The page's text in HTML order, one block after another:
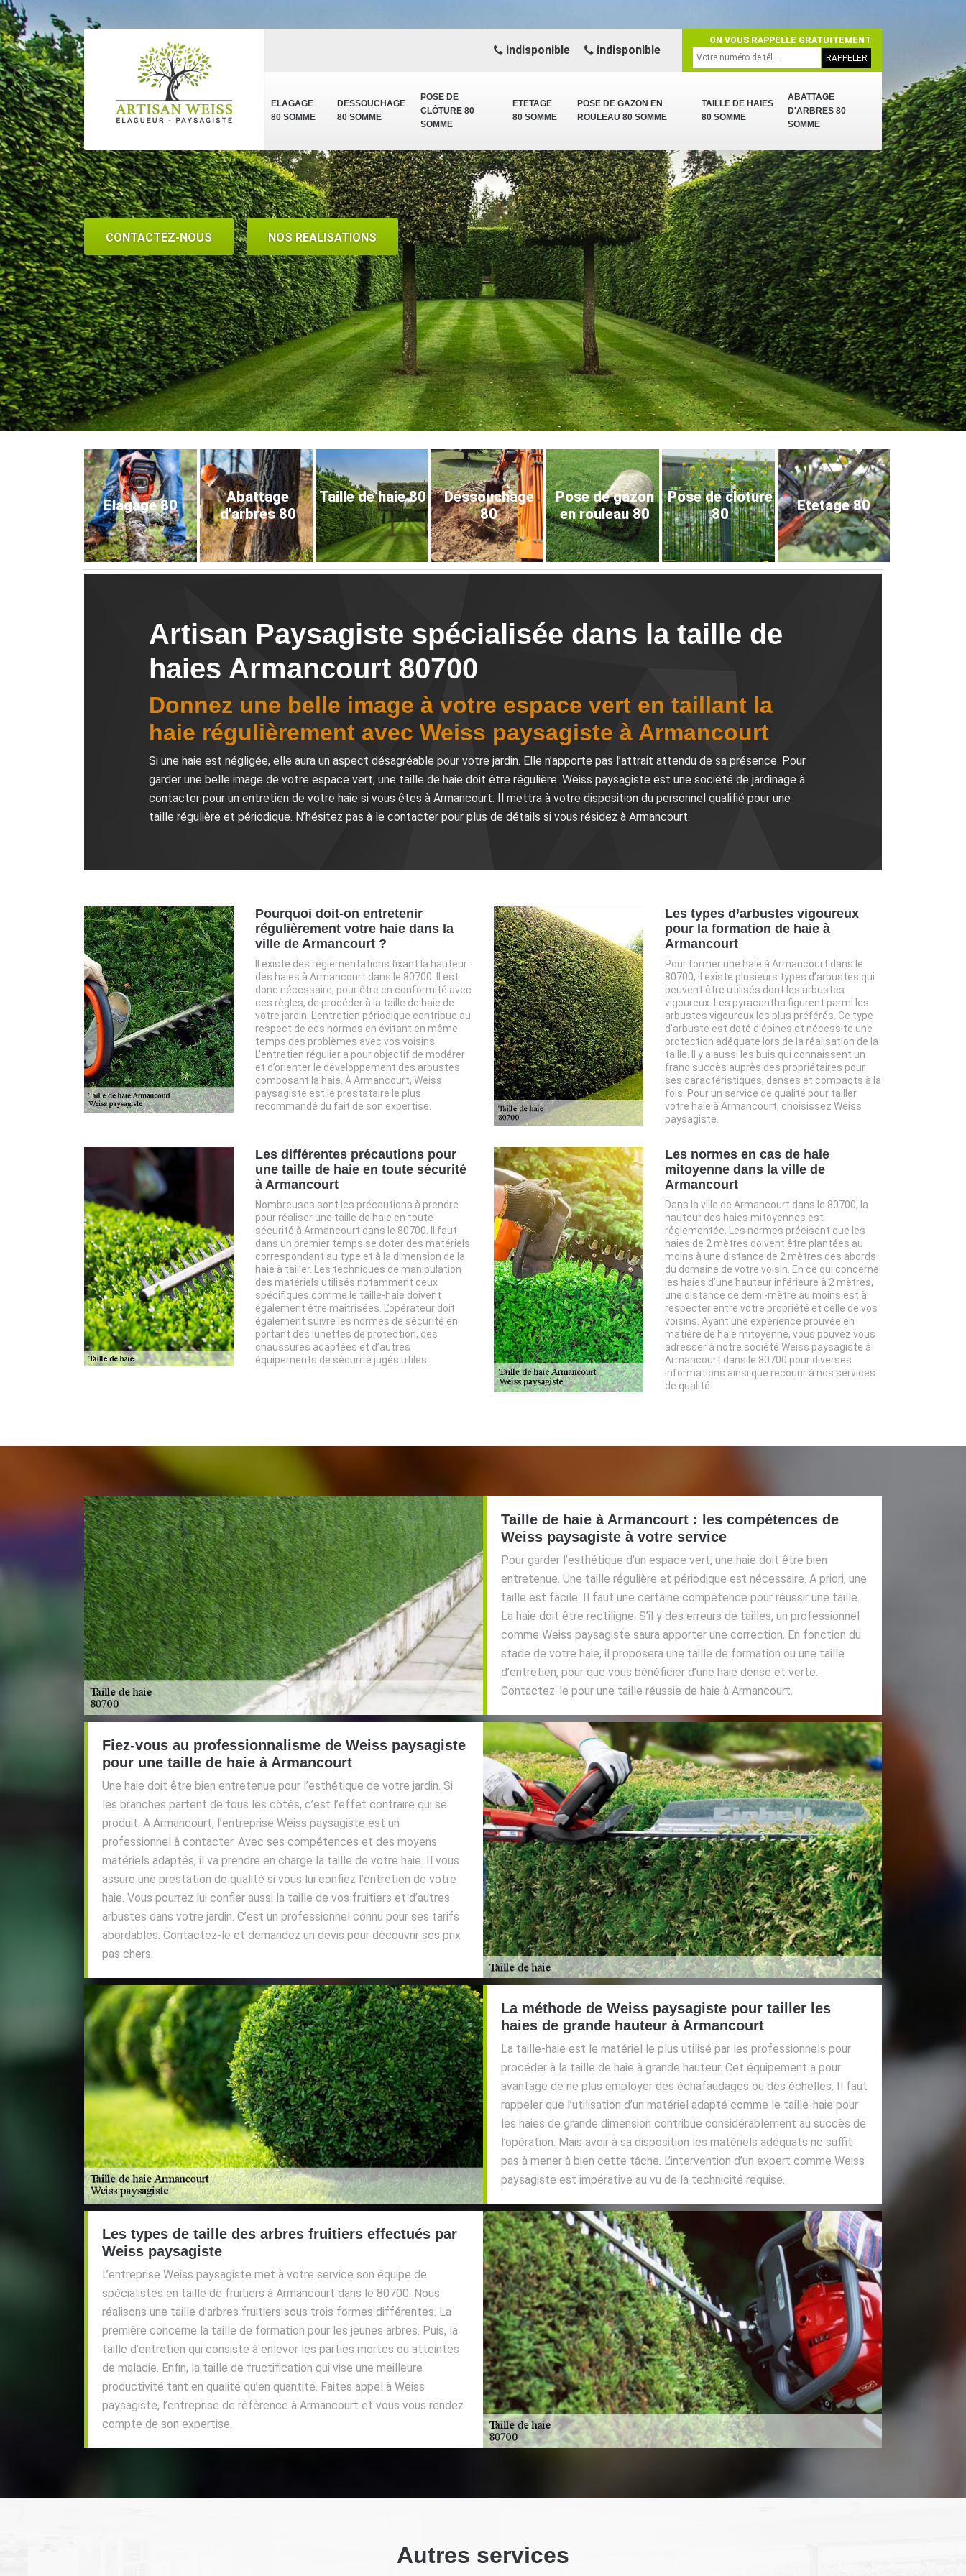
ELAGAGE
80 SOMME
DESSOUCHAGE
80 SOMME
POSE DE
CLÔTURE 80
SOMME
ETETAGE
80 SOMME
POSE DE GAZON EN
ROULEAU 80 SOMME
TAILLE DE HAIES
80 SOMME
ABATTAGE
D'ARBRES 80
SOMME
indisponible indisponible
ON VOUS RAPPELLE GRATUITEMENT
CONTACTEZ-NOUS NOS REALISATIONS
Elagage 80
Abattage
d'arbres 80
Taille de haie 80
Déssouchage
80
Pose de gazon
en rouleau 80
Pose de cloture
80
Etetage 80
Artisan Paysagiste spécialisée dans la taille de
haies Armancourt 80700
Donnez une belle image à votre espace vert en taillant la
haie régulièrement avec Weiss paysagiste à Armancourt
Si une haie est négligée, elle aura un aspect désagréable pour votre jardin. Elle n’apporte pas l’attrait attendu de sa présence. Pour
garder une belle image de votre espace vert, une taille de haie doit être régulière. Weiss paysagiste est une société de jardinage à
contacter pour un entretien de votre haie si vous êtes à Armancourt. Il mettra à votre disposition du personnel qualifié pour une
taille régulière et périodique. N’hésitez pas à le contacter pour plus de détails si vous résidez à Armancourt.
Pourquoi doit-on entretenir
régulièrement votre haie dans la
ville de Armancourt ?
Il existe des règlementations fixant la hauteur
des haies à Armancourt dans le 80700. Il est
donc nécessaire, pour être en conformité avec
ces règles, de procéder à la taille de haie de
votre jardin. L’entretien périodique contribue au
respect de ces normes en évitant en même
temps des problèmes avec vos voisins.
L’entretien régulier a pour objectif de modérer
et d’orienter le développement des arbustes
composant la haie. À Armancourt, Weiss
paysagiste est le prestataire le plus
recommandé du fait de son expertise.
Les types d’arbustes vigoureux
pour la formation de haie à
Armancourt
Pour former une haie à Armancourt dans le
80700, il existe plusieurs types d’arbustes qui
peuvent être utilisés dont les arbustes
vigoureux. Les pyracantha figurent parmi les
arbustes vigoureux les plus préférés. Ce type
d’arbuste est doté d’épines et nécessite une
protection adéquate lors de la réalisation de la
taille. Il y a aussi les buis qui connaissent un
franc succès auprès des propriétaires pour
ses caractéristiques, denses et compacts à la
fois. Pour un service de qualité pour tailler
votre haie à Armancourt, choisissez Weiss
paysagiste.
Les différentes précautions pour
une taille de haie en toute sécurité
à Armancourt
Nombreuses sont les précautions à prendre
pour réaliser une taille de haie en toute
sécurité à Armancourt dans le 80700. Il faut
dans un premier temps se doter des matériels
correspondant au type et à la dimension de la
haie à tailler. Les techniques de manipulation
des matériels utilisés notamment ceux
spécifiques comme le taille-haie doivent
également être maîtrisées. L’opérateur doit
également suivre les normes de sécurité en
portant des lunettes de protection, des
chaussures adaptées et d’autres
équipements de sécurité jugés utiles.
Les normes en cas de haie
mitoyenne dans la ville de
Armancourt
Dans la ville de Armancourt dans le 80700, la
hauteur des haies mitoyennes est
réglementée. Les normes précisent que les
haies de 2 mètres doivent être plantées au
moins à une distance de 2 mètres des abords
du domaine de votre voisin. En ce qui concerne
les haies d’une hauteur inférieure à 2 mètres,
une distance de demi-mètre au moins est à
respecter entre votre propriété et celle de vos
voisins. Ayant une expérience prouvée en
matière de haie mitoyenne, vous pouvez vous
adresser à notre société Weiss paysagiste à
Armancourt dans le 80700 pour diverses
informations ainsi que recourir à nos services
de qualité.
Taille de haie à Armancourt : les compétences de
Weiss paysagiste à votre service
Pour garder l’esthétique d’un espace vert, une haie doit être bien
entretenue. Une taille régulière et périodique est nécessaire. A priori, une
taille est facile. Il faut une certaine compétence pour réussir une taille.
La haie doit être rectiligne. S’il y des erreurs de tailles, un professionnel
comme Weiss paysagiste saura apporter une correction. En fonction du
stade de votre haie, il proposera une taille de formation ou une taille
d’entretien, pour que vous bénéficier d’une haie dense et verte.
Contactez-le pour une taille réussie de haie à Armancourt.
Fiez-vous au professionnalisme de Weiss paysagiste
pour une taille de haie à Armancourt
Une haie doit être bien entretenue pour l’esthétique de votre jardin. Si
les branches partent de tous les côtés, c’est l’effet contraire qui se
produit. A Armancourt, l’entreprise Weiss paysagiste est un
professionnel à contacter. Avec ses compétences et des moyens
matériels adaptés, il va prendre en charge la taille de votre haie. Il vous
assure une prestation de qualité si vous lui confiez l’entretien de votre
haie. Vous pourrez lui confier aussi la taille de vos fruitiers et d’autres
arbustes dans votre jardin. C’est un professionnel connu pour ses tarifs
abordables. Contactez-le et demandez un devis pour découvrir ses prix
pas chers.
La méthode de Weiss paysagiste pour tailler les
haies de grande hauteur à Armancourt
La taille-haie est le matériel le plus utilisé par les professionnels pour
procéder à la taille de haie à grande hauteur. Cet équipement a pour
avantage de ne plus employer des échafaudages ou des échelles. Il faut
rappeler que l’utilisation d’un matériel adapté comme le taille-haie pour
les haies de grande dimension contribue considérablement au succès de
l’opération. Mais avoir à sa disposition les matériels adéquats ne suffit
pas à mener à bien cette tâche. L’intervention d’un expert comme Weiss
paysagiste est impérative au vu de la technicité requise.
Les types de taille des arbres fruitiers effectués par
Weiss paysagiste
L’entreprise Weiss paysagiste met à votre service son équipe de
spécialistes en taille de fruitiers à Armancourt dans le 80700. Nous
réalisons une taille d’arbres fruitiers sous trois formes différentes. La
première concerne la taille de formation pour les jeunes arbres. Puis, la
taille d’entretien qui consiste à enlever les parties mortes ou atteintes
de maladie. Enfin, la taille de fructification qui vise une meilleure
productivité tant en qualité qu’en quantité. Faites appel à Weiss
paysagiste, l’entreprise de référence à Armancourt et vous vous rendez
compte de son expertise.
Autres services